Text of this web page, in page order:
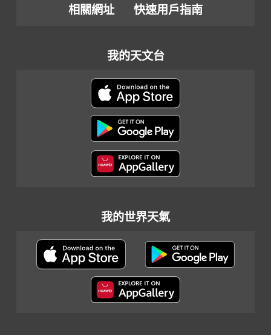
相關網址
快速用戶指南
我的天文台
我的世界天氣